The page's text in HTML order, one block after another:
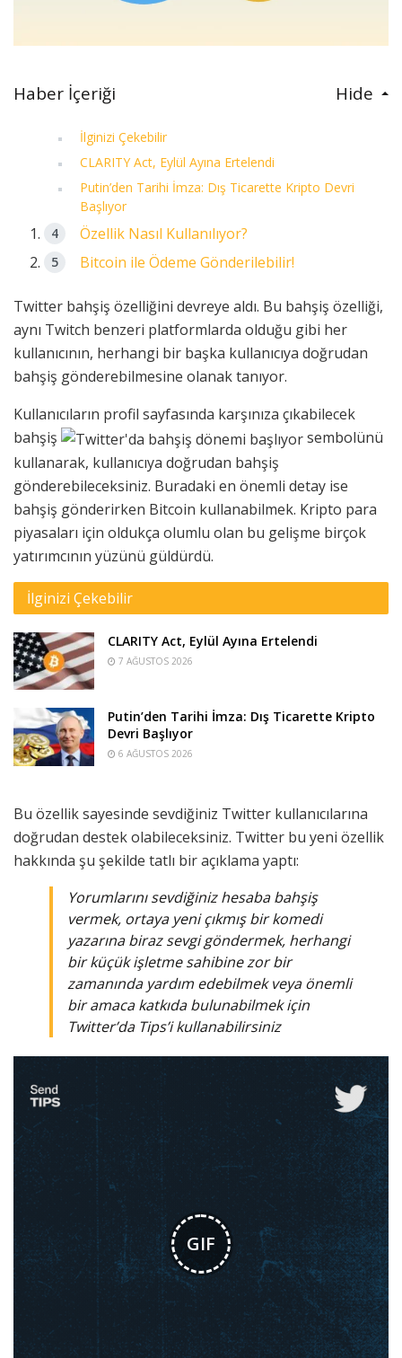
Haber İçeriği Hide
İlginizi Çekebilir
CLARITY Act, Eylül Ayına Ertelendi
Putin’den Tarihi İmza: Dış Ticarette Kripto Devri
Başlıyor
Özellik Nasıl Kullanılıyor?
Bitcoin ile Ödeme Gönderilebilir!
Twitter bahşiş özelliğini devreye aldı. Bu bahşiş özelliği,
aynı Twitch benzeri platformlarda olduğu gibi her
kullanıcının, herhangi bir başka kullanıcıya doğrudan
bahşiş gönderebilmesine olanak tanıyor.
Kullanıcıların profil sayfasında karşınıza çıkabilecek
bahşiş
sembolünü
kullanarak, kullanıcıya doğrudan bahşiş
gönderebileceksiniz. Buradaki en önemli detay ise
bahşiş gönderirken Bitcoin kullanabilmek. Kripto para
piyasaları için oldukça olumlu olan bu gelişme birçok
yatırımcının yüzünü güldürdü.
İlginizi Çekebilir
CLARITY Act, Eylül Ayına Ertelendi
7 AĞUSTOS 2026
Putin’den Tarihi İmza: Dış Ticarette Kripto
Devri Başlıyor
6 AĞUSTOS 2026
Bu özellik sayesinde sevdiğiniz Twitter kullanıcılarına
doğrudan destek olabileceksiniz. Twitter bu yeni özellik
hakkında şu şekilde tatlı bir açıklama yaptı:
Yorumlarını sevdiğiniz hesaba bahşiş
vermek, ortaya yeni çıkmış bir komedi
yazarına biraz sevgi göndermek, herhangi
bir küçük işletme sahibine zor bir
zamanında yardım edebilmek veya önemli
bir amaca katkıda bulunabilmek için
Twitter’da Tips’i kullanabilirsiniz
GIF